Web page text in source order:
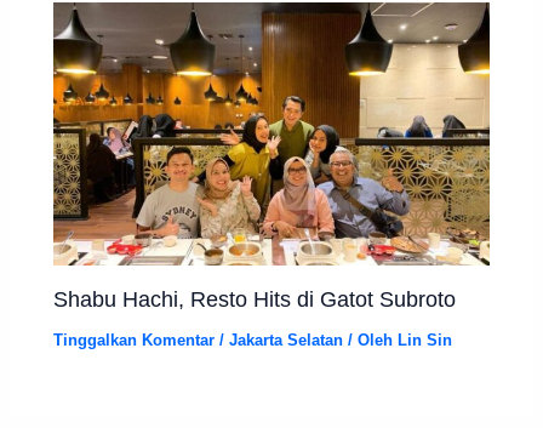
Shabu Hachi, Resto Hits di Gatot Subroto
Tinggalkan Komentar /Jakarta Selatan / Oleh Lin Sin